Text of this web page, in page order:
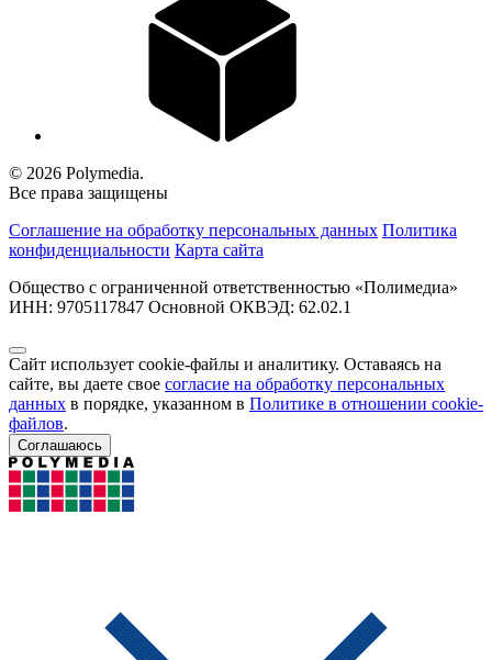
© 2026 Polymedia.
Все права защищены
Соглашение на обработку персональных данных Политика
конфиденциальности Карта сайта
Общество с ограниченной ответственностью «Полимедиа»
ИНН: 9705117847 Основной ОКВЭД: 62.02.1
Сайт использует cookie-файлы и аналитику. Оставаясь на
сайте, вы даете свое согласие на обработку персональных
данных в порядке, указанном в Политике в отношении cookie-
файлов.
Соглашаюсь